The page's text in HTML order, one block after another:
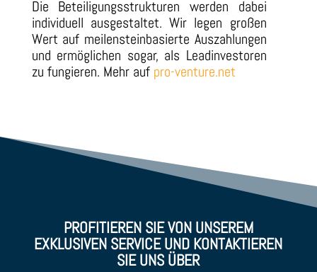
Die Beteiligungsstrukturen werden dabei
individuell ausgestaltet. Wir legen großen
Wert auf meilensteinbasierte Auszahlungen
und ermöglichen sogar, als Leadinvestoren
zu fungieren. Mehr auf pro-venture.net
PROFITIEREN SIE VON UNSEREM
EXKLUSIVEN SERVICE UND KONTAKTIEREN
SIE UNS ÜBER